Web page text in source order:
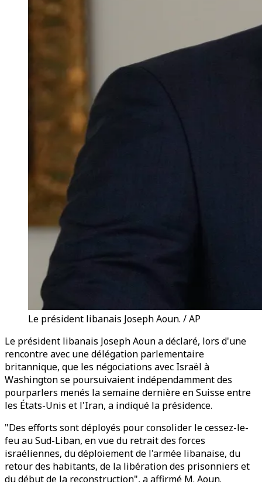
Le président libanais Joseph Aoun. / AP
Le président libanais Joseph Aoun a déclaré, lors d'une
rencontre avec une délégation parlementaire
britannique, que les négociations avec Israël à
Washington se poursuivaient indépendamment des
pourparlers menés la semaine dernière en Suisse entre
les États-Unis et l'Iran, a indiqué la présidence.
"Des efforts sont déployés pour consolider le cessez-le-
feu au Sud-Liban, en vue du retrait des forces
israéliennes, du déploiement de l'armée libanaise, du
retour des habitants, de la libération des prisonniers et
du début de la reconstruction", a affirmé M. Aoun.